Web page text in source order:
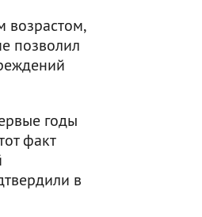
возрастом,
позволил
годы
факт
в